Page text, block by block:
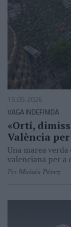
15.05.2026
VAGA INDEFINIDA
«Ortí,
València
Una marea
valenciana per a
PerMoisés Pérez